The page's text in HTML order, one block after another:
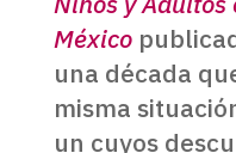
México
una década
misma
un cuyos